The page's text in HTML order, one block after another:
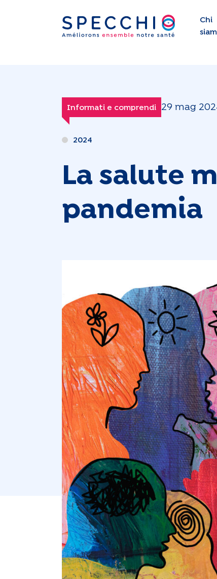
Chi
Informati e comprendi 29 mag
2024
La salute
pandemia